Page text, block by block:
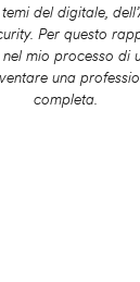
del digitale,
Per questo
nel mio processo di
una
completa.